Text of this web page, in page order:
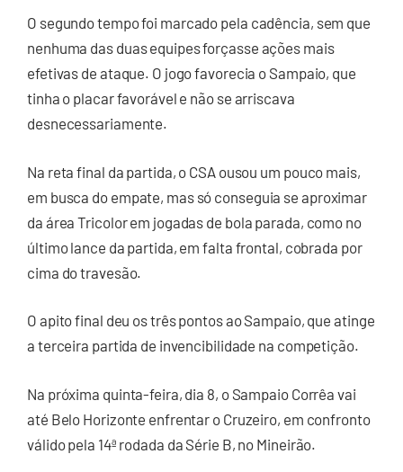
O segundo tempo foi marcado pela cadência, sem que
nenhuma das duas equipes forçasse ações mais
efetivas de ataque. O jogo favorecia o Sampaio, que
tinha o placar favorável e não se arriscava
desnecessariamente.
Na reta final da partida, o CSA ousou um pouco mais,
em busca do empate, mas só conseguia se aproximar
da área Tricolor em jogadas de bola parada, como no
último lance da partida, em falta frontal, cobrada por
cima do travesão.
O apito final deu os três pontos ao Sampaio, que atinge
a terceira partida de invencibilidade na competição.
Na próxima quinta-feira, dia 8, o Sampaio Corrêa vai
até Belo Horizonte enfrentar o Cruzeiro, em confronto
válido pela 14ª rodada da Série B, no Mineirão.